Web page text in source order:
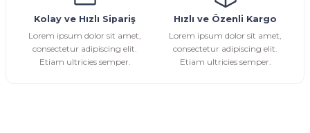
Gönder
Kolay ve Hızlı Sipariş
Lorem ipsum dolor sit amet,
consectetur adipiscing elit.
Etiam ultricies semper.
Hızlı ve Özenli Kargo
Lorem ipsum dolor sit amet,
consectetur adipiscing elit.
Etiam ultricies semper.